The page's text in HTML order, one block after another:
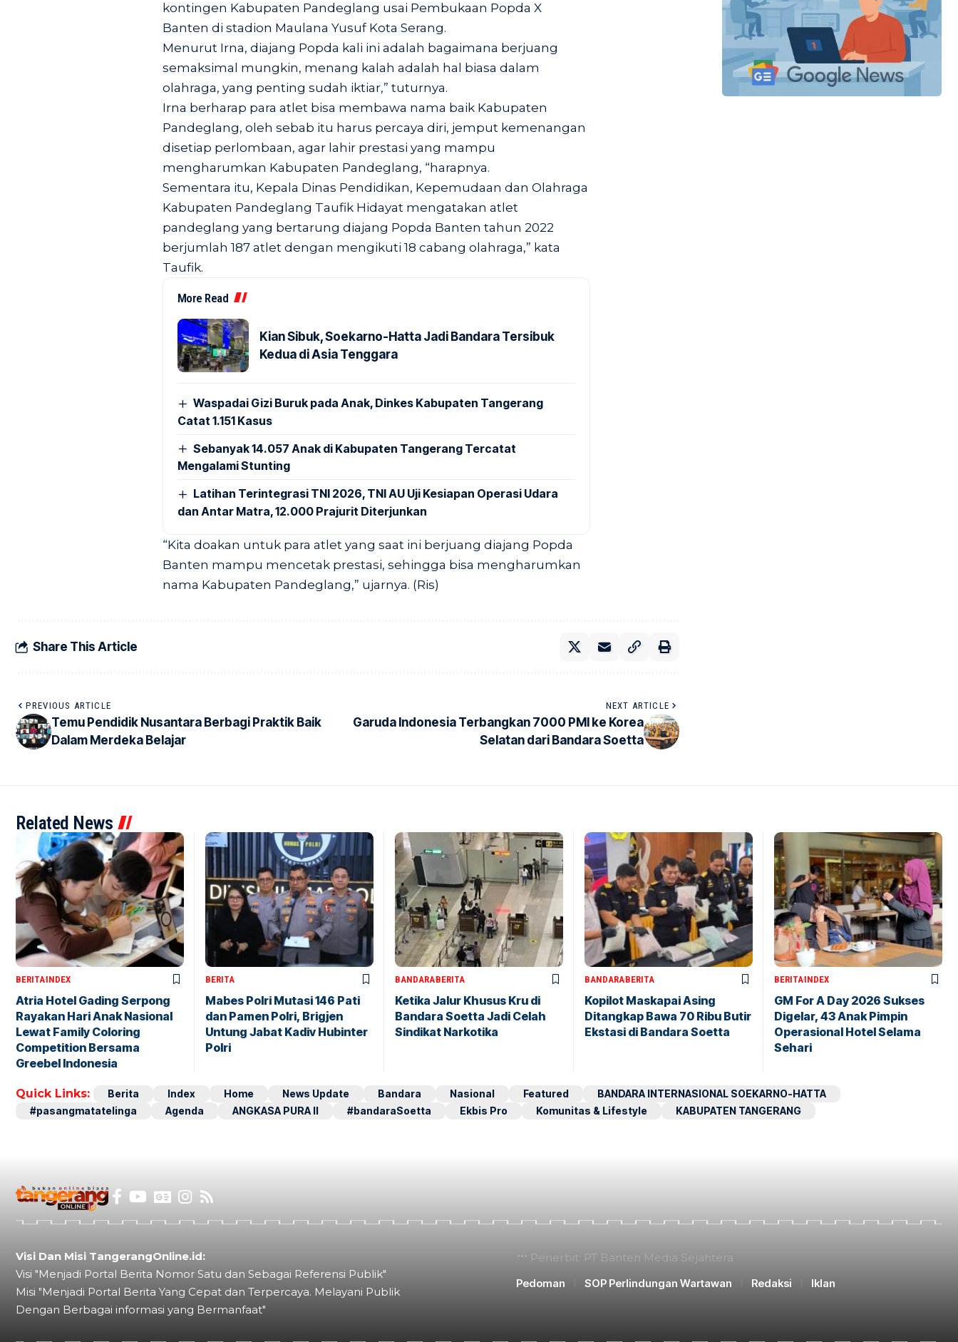
kontingen Kabupaten Pandeglang usai Pembukaan Popda X
Banten di stadion Maulana Yusuf Kota Serang.
Menurut Irna, diajang Popda kali ini adalah bagaimana berjuang
semaksimal mungkin, menang kalah adalah hal biasa dalam
olahraga, yang penting sudah iktiar,” tuturnya.
Irna berharap para atlet bisa membawa nama baik Kabupaten
Pandeglang, oleh sebab itu harus percaya diri, jemput kemenangan
disetiap perlombaan, agar lahir prestasi yang mampu
mengharumkan Kabupaten Pandeglang, “harapnya.
Sementara itu, Kepala Dinas Pendidikan, Kepemudaan dan Olahraga
Kabupaten Pandeglang Taufik Hidayat mengatakan atlet
pandeglang yang bertarung diajang Popda Banten tahun 2022
berjumlah 187 atlet dengan mengikuti 18 cabang olahraga,” kata
Taufik.
More Read
Kian Sibuk, Soekarno-Hatta Jadi Bandara Tersibuk
Kedua di Asia Tenggara
Waspadai Gizi Buruk pada Anak, Dinkes Kabupaten Tangerang
Catat 1.151 Kasus
Sebanyak 14.057 Anak di Kabupaten Tangerang Tercatat
Mengalami Stunting
Latihan Terintegrasi TNI 2026, TNI AU Uji Kesiapan Operasi Udara
dan Antar Matra, 12.000 Prajurit Diterjunkan
“Kita doakan untuk para atlet yang saat ini berjuang diajang Popda
Banten mampu mencetak prestasi, sehingga bisa mengharumkan
nama Kabupaten Pandeglang,” ujarnya. (Ris)
Share This Article
PREVIOUS ARTICLE
Temu Pendidik Nusantara Berbagi Praktik Baik
Dalam Merdeka Belajar
NEXT ARTICLE
Garuda Indonesia Terbangkan 7000 PMI ke Korea
Selatan dari Bandara Soetta
Related News
BERITAINDEX
Atria Hotel Gading Serpong
Rayakan Hari Anak Nasional
Lewat Family Coloring
Competition Bersama
Greebel Indonesia
BERITA
Mabes Polri Mutasi 146 Pati
dan Pamen Polri, Brigjen
Untung Jabat Kadiv Hubinter
Polri
BANDARABERITA
Ketika Jalur Khusus Kru di
Bandara Soetta Jadi Celah
Sindikat Narkotika
BANDARABERITA
Kopilot Maskapai Asing
Ditangkap Bawa 70 Ribu Butir
Ekstasi di Bandara Soetta
BERITAINDEX
GM For A Day 2026 Sukses
Digelar, 43 Anak Pimpin
Operasional Hotel Selama
Sehari
Quick Links: Berita Index Home News Update Bandara Nasional Featured
BANDARA INTERNASIONAL SOEKARNO-HATTA
#pasangmatatelinga
Agenda ANGKASA PURA II #bandaraSoetta Ekbis Pro Komunitas & Lifestyle KABUPATEN TANGERANG
Visi Dan Misi TangerangOnline.id:
Visi "Menjadi Portal Berita Nomor Satu dan Sebagai Referensi Publik"
Misi "Menjadi Portal Berita Yang Cepat dan Terpercaya. Melayani Publik
Dengan Berbagai informasi yang Bermanfaat"
Penerbit: PT Banten Media Sejahtera
Pedoman
SOP Perlindungan Wartawan Redaksi Iklan